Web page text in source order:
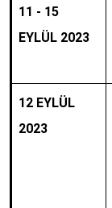
11 - 15
EYLÜL 2023
12 EYLÜL
2023